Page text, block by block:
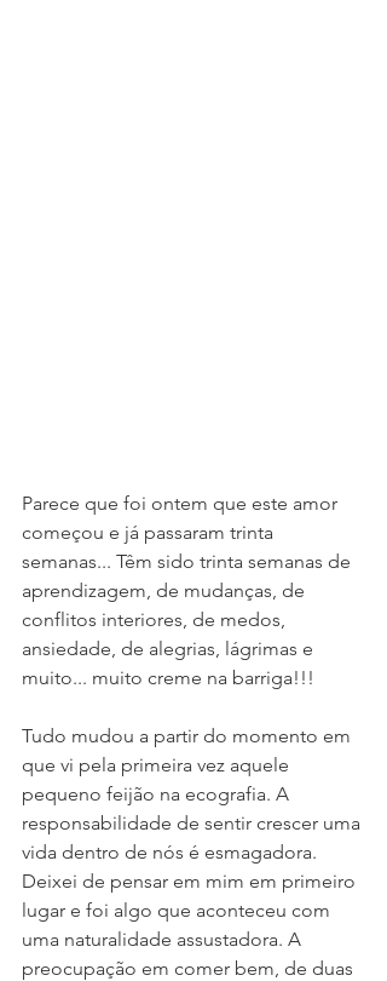
Parece que foi ontem que este amor
começou e já passaram trinta
semanas... Têm sido trinta semanas de
aprendizagem, de mudanças, de
conflitos interiores, de medos,
ansiedade, de alegrias, lágrimas e
muito... muito creme na barriga!!!
Tudo mudou a partir do momento em
que vi pela primeira vez aquele
pequeno feijão na ecografia. A
responsabilidade de sentir crescer uma
vida dentro de nós é esmagadora.
Deixei de pensar em mim em primeiro
lugar e foi algo que aconteceu com
uma naturalidade assustadora. A
preocupação em comer bem, de duas